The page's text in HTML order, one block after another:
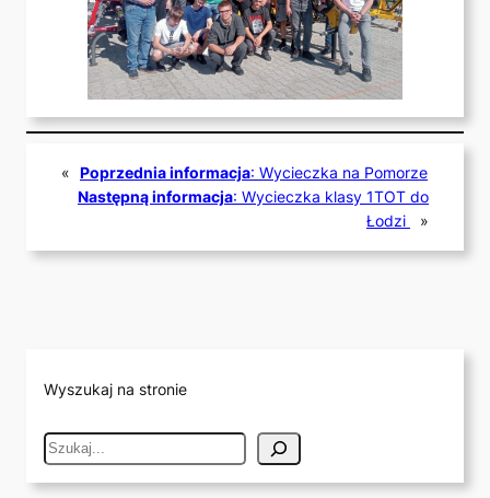
« Poprzednia informacja: Wycieczka na Pomorze
Następną informacja: Wycieczka klasy 1TOT do
Łodzi
»
Wyszukaj na stronie
S